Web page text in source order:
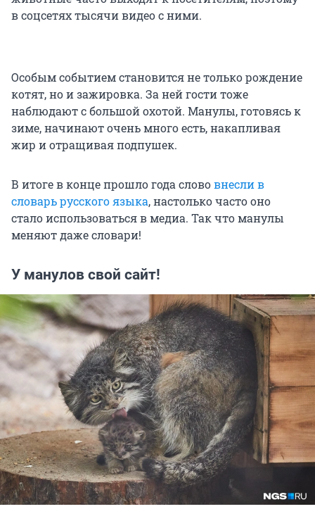
в соцсетях тысячи видео с ними.
Особым событием становится не только рождение
котят, но и зажировка. За ней гости тоже
наблюдают с большой охотой. Манулы, готовясь к
зиме, начинают очень много есть, накапливая
жир и отращивая подпушек.
В итоге в конце прошло года слововнесли в
словарь русского языка, настолько часто оно
стало использоваться в медиа. Так что манулы
меняют даже словари!
У манулов свой сайт!